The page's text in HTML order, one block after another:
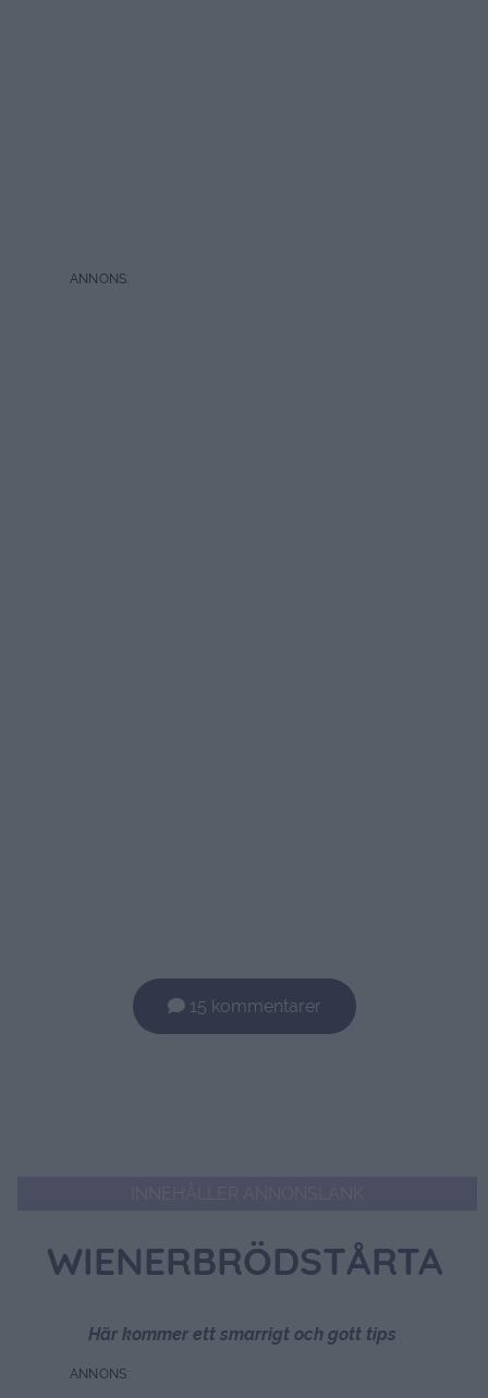
15 kommentarer
WIENERBRÖDSTÅRTA
Här kommer ett smarrigt och gott tips